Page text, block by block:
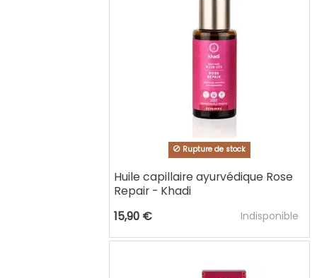
Rupture de stock
Huile capillaire ayurvédique Rose
Repair - Khadi
15,90 €
Indisponible
Ajouter au